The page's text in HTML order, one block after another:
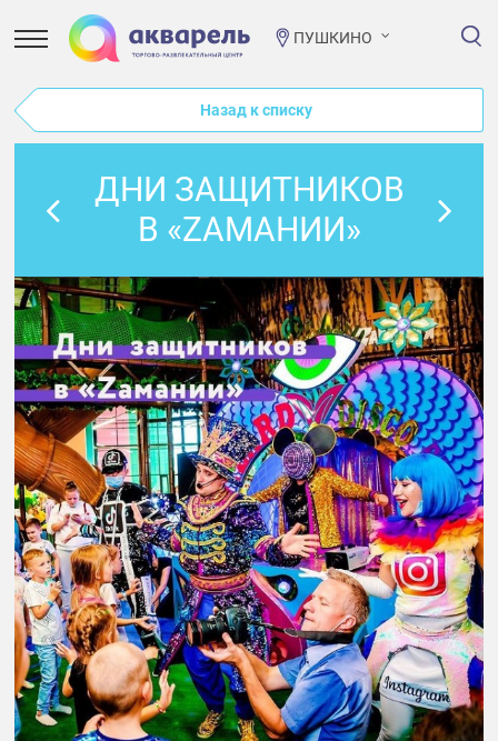
ПУШКИНО
Назад к списку
ДНИ ЗАЩИТНИКОВ
В «ZАМАНИИ»